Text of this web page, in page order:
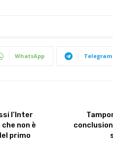
WhatsApp Telegram
l’Inter
non è
primo